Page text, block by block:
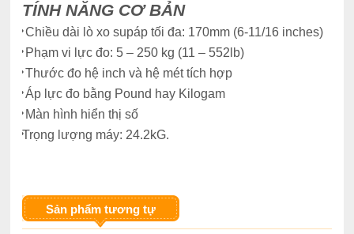
TÍNH NĂNG CƠ BẢN
•Chiều dài lò xo supáp tối đa: 170mm (6-11/16 inches)
• Phạm vi lực đo: 5 – 250 kg (11 – 552lb)
•Thước đo hệ inch và hệ mét tích hợp
•Áp lực đo bằng Pound hay Kilogam
• Màn hình hiển thị số
•Trọng lượng máy:24.2kG.
Sản phẩm tương tự